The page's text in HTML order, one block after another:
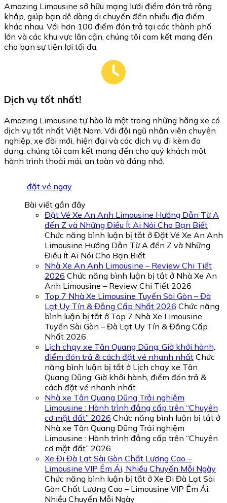
Amazing Limousine sở hữu mạng lưới điểm đón trả rộng
khắp, giúp bạn dễ dàng di chuyển đến nhiều địa điểm
khác nhau. Với hơn 100 điểm đón trả tại các thành phố
lớn và các khu vực lân cận, chúng tôi cam kết mang đến
cho bạn sự tiện lợi tối đa.
Dịch vụ tốt nhất!
Amazing Limousine tự hào là một trong những hãng xe có
dịch vụ tốt nhất Việt Nam. Với đội ngũ nhân viên chuyên
nghiệp, xe đời mới, hiện đại và các dịch vụ đi kèm đa
dạng, chúng tôi cam kết mang đến cho quý khách một
hành trình thoải mái, an toàn và đáng nhớ.
đặt vé ngay
Bài viết gần đây
Đặt Vé Xe An Anh Limousine Hướng Dẫn Từ A
đến Z và Những Điều Ít Ai Nói Cho Bạn Biết
Chức năng bình luận bị tắt ở Đặt Vé Xe An Anh
Limousine Hướng Dẫn Từ A đến Z và Những
Điều Ít Ai Nói Cho Bạn Biết
Nhà Xe An Anh Limousine – Review Chi Tiết
2026 Chức năng bình luận bị tắt ở Nhà Xe An
Anh Limousine – Review Chi Tiết 2026
Top 7 Nhà Xe Limousine Tuyến Sài Gòn – Đà
Lạt Uy Tín & Đẳng Cấp Nhất 2026 Chức năng
bình luận bị tắt ở Top 7 Nhà Xe Limousine
Tuyến Sài Gòn – Đà Lạt Uy Tín & Đẳng Cấp
Nhất 2026
Lịch chạy xe Tân Quang Dũng: Giờ khởi hành,
điểm đón trả & cách đặt vé nhanh nhất Chức
năng bình luận bị tắt ở Lịch chạy xe Tân
Quang Dũng: Giờ khởi hành, điểm đón trả &
cách đặt vé nhanh nhất
Nhà xe Tân Quang Dũng Trải nghiệm
Limousine : Hành trình đẳng cấp trên “Chuyên
cơ mặt đất” 2026 Chức năng bình luận bị tắt ở
Nhà xe Tân Quang Dũng Trải nghiệm
Limousine : Hành trình đẳng cấp trên “Chuyên
cơ mặt đất” 2026
Xe Đi Đà Lạt Sài Gòn Chất Lượng Cao –
Limousine VIP Êm Ái, Nhiều Chuyến Mỗi Ngày
Chức năng bình luận bị tắt ở Xe Đi Đà Lạt Sài
Gòn Chất Lượng Cao – Limousine VIP Êm Ái,
Nhiều Chuyến Mỗi Ngày